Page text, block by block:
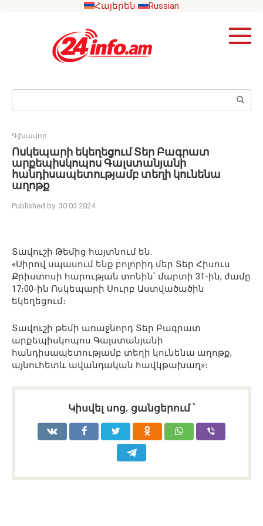
Հայերեն Russian
Search:
Գլխավոր
Ոսկեպարի եկեղեցում Տեր Բագրատ
արքեպիսկոպոս Գալստանյանի
հանդիսապետությամբ տեղի կունենա
աղոթք
Published by: 30.03.2024
Տավուշի Թեմից հայտնում են.
«Սիրով սպասում ենք բոլորիդ մեր Տեր Հիսուս
Քրիստոսի հարության տոնին՝ մարտի 31-ին, ժամը
17։00-ին Ոսկեպարի Սուրբ Աստվածածին
եկեղեցում։
Տավուշի թեմի առաջնորդ Տեր Բագրատ
արքեպիսկոպոս Գալստանյանի
հանդիսապետությամբ տեղի կունենա աղոթք,
այնուհետև ավանդական հավկթախաղ»։
Կիսվել սոց․ ցանցերում ՝